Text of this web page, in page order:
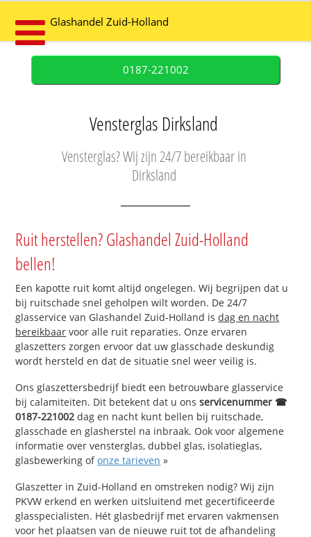
Glashandel Zuid-Holland
0187-221002
Vensterglas Dirksland
Vensterglas? Wij zijn 24/7 bereikbaar in
Dirksland
Ruit herstellen? Glashandel Zuid-Holland
bellen!
Een kapotte ruit komt altijd ongelegen. Wij begrijpen dat u
bij ruitschade snel geholpen wilt worden. De 24/7
glasservice van Glashandel Zuid-Holland isdag en nacht
bereikbaar voor alle ruit reparaties. Onze ervaren
glaszetters zorgen ervoor dat uw glasschade deskundig
wordt hersteld en dat de situatie snel weer veilig is.
Ons glaszettersbedrijf biedt een betrouwbare glasservice
bij calamiteiten. Dit betekent dat u onsservicenummer ☎
0187-221002 dag en nacht kunt bellen bij ruitschade,
glasschade en glasherstel na inbraak. Ook voor algemene
informatie over vensterglas, dubbel glas, isolatieglas,
glasbewerking ofonze tarieven »
Glaszetter in Zuid-Holland en omstreken nodig? Wij zijn
PKVW erkend en werken uitsluitend met gecertificeerde
glasspecialisten. Hét glasbedrijf met ervaren vakmensen
voor het plaatsen van de nieuwe ruit tot de afhandeling